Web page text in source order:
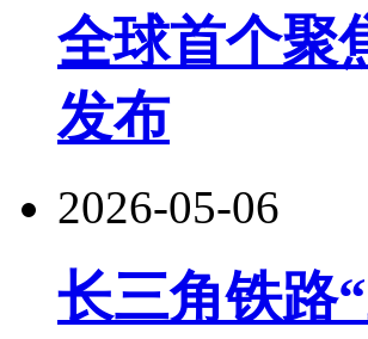
全球首个聚
发布
2026-05-06
长三角铁路